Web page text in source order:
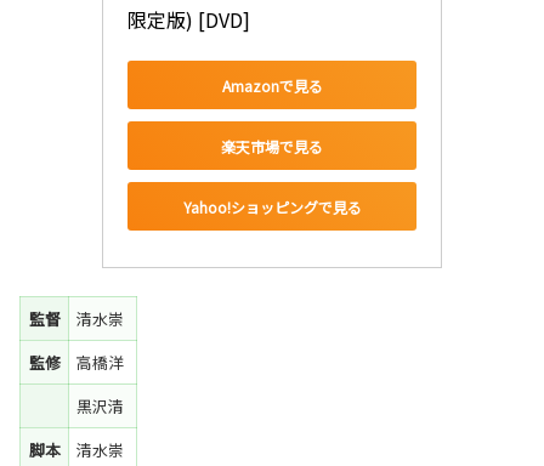
限定版) [DVD]
Amazonで見る
楽天市場で見る
Yahoo!ショッピングで見る
監督
清水崇
監修
高橋洋
黒沢清
脚本
清水崇